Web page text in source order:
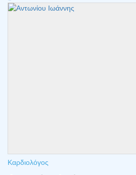
Καρδιολόγος